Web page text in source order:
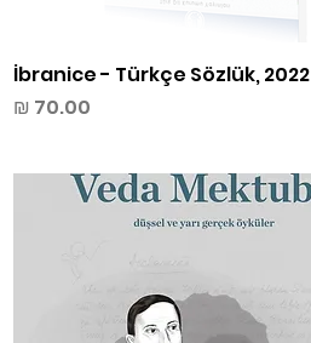
תצוגה מהירה
İbranice - Türkçe Sözlük, 2022
מחיר